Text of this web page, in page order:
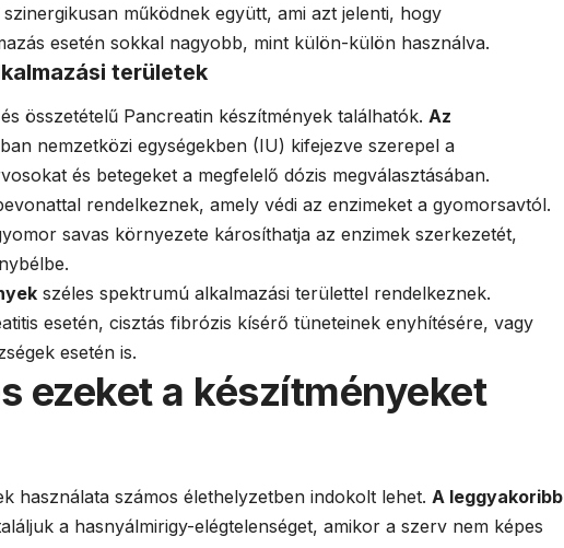
működnek együtt, ami azt jelenti, hogy
esetén sokkal nagyobb, mint külön-külön használva.
területek
összetételű Pancreatin készítmények találhatók. Az
nemzetközi egységekben (IU) kifejezve szerepel a
és betegeket a megfelelő dózis megválasztásában.
rendelkeznek, amely védi az enzimeket a gyomorsavtól.
savas környezete károsíthatja az enzimek szerkezetét,
széles spektrumú alkalmazási területtel rendelkeznek.
esetén, cisztás fibrózis kísérő tüneteinek enyhítésére, vagy
esetén is.
ezeket a készítményeket
használata számos élethelyzetben indokolt lehet. A leggyakoribb
a hasnyálmirigy-elégtelenséget, amikor a szerv nem képes